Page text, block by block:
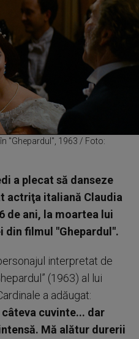
"Ghepardul", 1963 / Foto:
a plecat să danseze
actriţa italiană Claudia
de ani, la moartea lui
din filmul "Ghepardul".
interpretat de
(1963) al lui
a adăugat:
câteva cuvinte... dar
Mă alătur durerii